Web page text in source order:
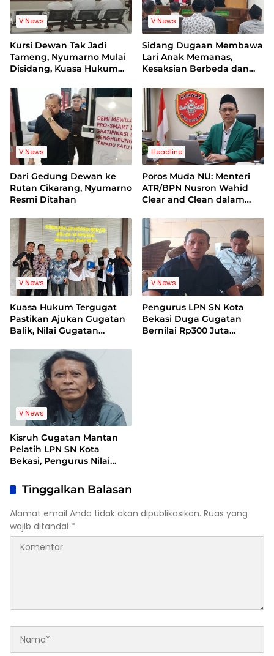
V News
Kursi Dewan Tak Jadi
Tameng, Nyumarno Mulai
Disidang, Kuasa Hukum
Hukum Bebas Intervensi
V News
Sidang Dugaan Membawa
Lari Anak Memanas,
Kesaksian Berbeda dan
V News
Dari Gedung Dewan ke
Rutan Cikarang, Nyumarno
Resmi Ditahan
Headline
Poros Muda NU: Menteri
ATR/BPN Nusron Wahid
Clear and Clean dalam
Kuansing
V News
Kuasa Hukum Tergugat
Pastikan Ajukan Gugatan
Balik, Nilai Gugatan
Legal Standing
V News
Pengurus LPN SN Kota
Bekasi Duga Gugatan
Bernilai Rp300 Juta
V News
Kisruh Gugatan Mantan
Pelatih LPN SN Kota
Bekasi, Pengurus Nilai
Berdasar
Tinggalkan Balasan
Alamat email Anda tidak akan dipublikasikan. Ruas yang
wajib ditandai *